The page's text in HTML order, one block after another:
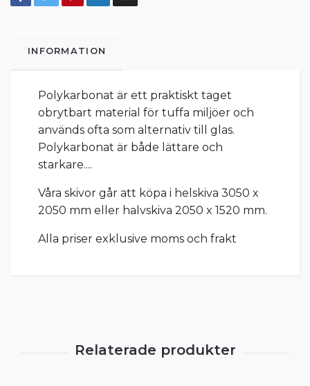
INFORMATION
Polykarbonat är ett praktiskt taget
obrytbart material för tuffa miljöer och
används ofta som alternativ till glas.
Polykarbonat är både lättare och
starkare....
Våra skivor går att köpa i helskiva 3050 x
2050 mm eller halvskiva 2050 x 1520 mm.
Alla priser exklusive moms och frakt